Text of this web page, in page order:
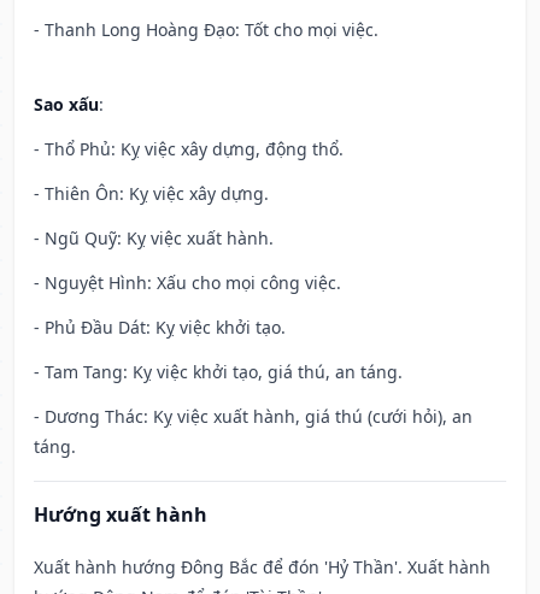
- Thanh Long Hoàng Đạo: Tốt cho mọi việc.
Sao xấu:
- Thổ Phủ: Kỵ việc xây dựng, động thổ.
- Thiên Ôn: Kỵ việc xây dựng.
- Ngũ Quỹ: Kỵ việc xuất hành.
- Nguyệt Hình: Xấu cho mọi công việc.
- Phủ Đầu Dát: Kỵ việc khởi tạo.
- Tam Tang: Kỵ việc khởi tạo, giá thú, an táng.
- Dương Thác: Kỵ việc xuất hành, giá thú (cưới hỏi), an
táng.
Hướng xuất hành
Xuất hành hướng Đông Bắc để đón 'Hỷ Thần'. Xuất hành